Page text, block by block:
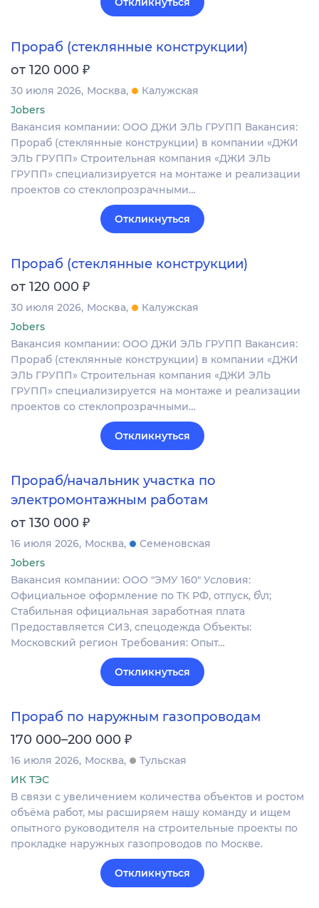
Прораб (стеклянные конструкции)
от 120 000 ₽
30 июля 2026 Москва
Калужская
Jobers
Вакансия компании: ООО ДЖИ ЭЛЬ ГРУПП Вакансия:
Прораб (стеклянные конструкции) в компании «ДЖИ
ЭЛЬ ГРУПП» Строительная компания «ДЖИ ЭЛЬ
ГРУПП» специализируется на монтаже и реализации
проектов со стеклопрозрачными…
Откликнуться
Прораб (стеклянные конструкции)
от 120 000 ₽
30 июля 2026 Москва
Калужская
Jobers
Вакансия компании: ООО ДЖИ ЭЛЬ ГРУПП Вакансия:
Прораб (стеклянные конструкции) в компании «ДЖИ
ЭЛЬ ГРУПП» Строительная компания «ДЖИ ЭЛЬ
ГРУПП» специализируется на монтаже и реализации
проектов со стеклопрозрачными…
Откликнуться
Прораб/начальник участка по
электромонтажным работам
от 130 000 ₽
16 июля 2026 Москва
Семеновская
Jobers
Вакансия компании: ООО "ЭМУ 160" Условия:
Официальное оформление по ТК РФ, отпуск, б\л;
Стабильная официальная заработная плата
Предоставляется СИЗ, спецодежда Объекты:
Московский регион Требования: Опыт…
Откликнуться
Прораб по наружным газопроводам
170 000–200 000 ₽
16 июля 2026 Москва
Тульская
ИК ТЭС
В связи с увеличением количества объектов и ростом
объёма работ, мы расширяем нашу команду и ищем
опытного руководителя на строительные проекты по
прокладке наружных газопроводов по Москве.
Откликнуться